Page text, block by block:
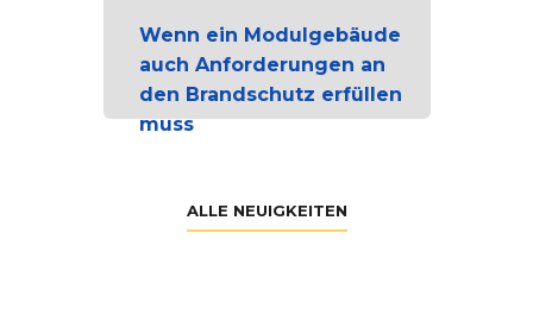
Wenn ein Modulgebäude
auch Anforderungen an
den Brandschutz erfüllen
muss
ALLE NEUIGKEITEN